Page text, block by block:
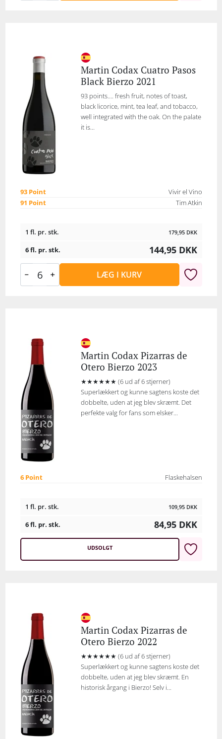
Martin Codax Cuatro Pasos
Black Bierzo 2021
93 points.... fresh fruit, notes of toast,
black licorice, mint, tea leaf, and tobacco,
well integrated with the oak. On the palate
it is...
93 Point
Vivir el Vino
91 Point
Tim Atkin
1 fl. pr. stk. 179,95 DKK
6 fl. pr. stk. 144,95 DKK
LÆG I KURV
Martin Codax Pizarras de
Otero Bierzo 2023
★★★★★★ (6 ud af 6 stjerner)
Superlækkert og kunne sagtens koste det
dobbelte, uden at jeg blev skræmt. Det
perfekte valg for fans som elsker...
6 Point Flaskehalsen
1 fl. pr. stk. 109,95 DKK
6 fl. pr. stk. 84,95 DKK
UDSOLGT
Martin Codax Pizarras de
Otero Bierzo 2022
★★★★★★ (6 ud af 6 stjerner)
Superlækkert og kunne sagtens koste det
dobbelte, uden at jeg blev skræmt. En
historisk årgang i Bierzo! Selv i...